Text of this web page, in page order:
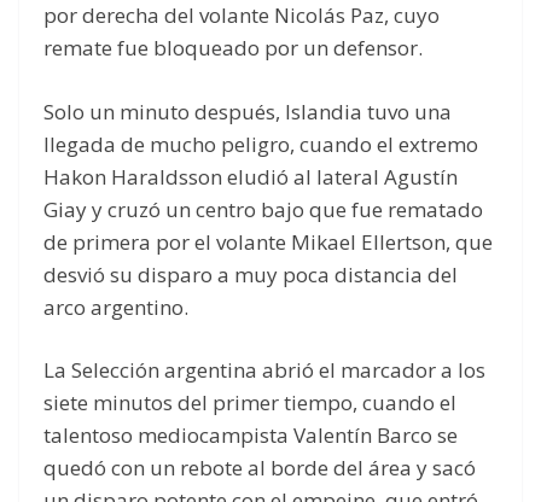
por derecha del volante Nicolás Paz, cuyo
remate fue bloqueado por un defensor.
Solo un minuto después, Islandia tuvo una
llegada de mucho peligro, cuando el extremo
Hakon Haraldsson eludió al lateral Agustín
Giay y cruzó un centro bajo que fue rematado
de primera por el volante Mikael Ellertson, que
desvió su disparo a muy poca distancia del
arco argentino.
La Selección argentina abrió el marcador a los
siete minutos del primer tiempo, cuando el
talentoso mediocampista Valentín Barco se
quedó con un rebote al borde del área y sacó